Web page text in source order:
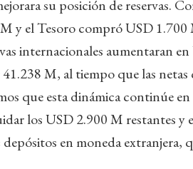
su posición de reservas.
y el Tesoro compró USD 1.700
internacionales aumentaran
M, al tiempo que las
que esta dinámica continúe
los USD 2.900 M restantes y
en moneda extranjera,